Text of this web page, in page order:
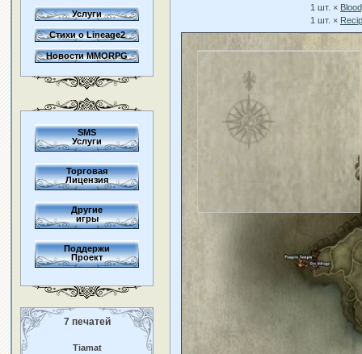
Услуги
Стихи о Lineage2
Новости MMORPG
SMS
Услуги
Торговая
Лицензия
Другие
игры
Поддержи
Проект
7 печатей
Tiamat
1 шт. ×
1 шт. ×